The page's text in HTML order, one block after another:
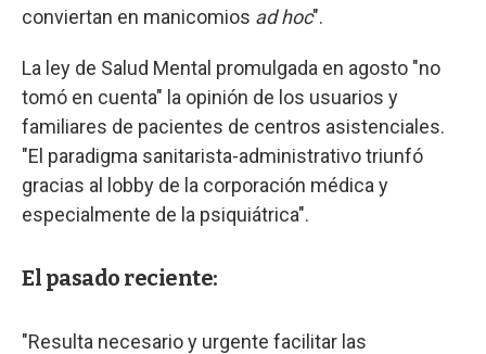
conviertan en manicomios ad hoc".
La ley de Salud Mental promulgada en agosto "no
tomó en cuenta" la opinión de los usuarios y
familiares de pacientes de centros asistenciales.
"El paradigma sanitarista-administrativo triunfó
gracias al lobby de la corporación médica y
especialmente de la psiquiátrica".
El pasado reciente:
"Resulta necesario y urgente facilitar las